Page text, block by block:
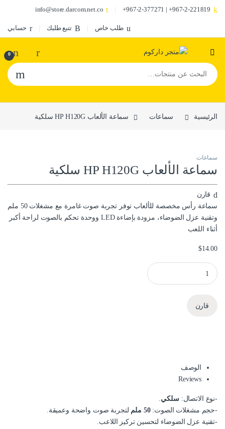
967-2-221819+ | 967-2-377271+
info@store.darcom.net.co
طلب خاص تتبع طلبك حسابي
0
البحث عن:
الرئيسية سماعات سماعة الألعاب HP H120G سلكية
سماعات
سماعة الألعاب HP H120G سلكية
قارن
سماعة رأس مخصصة للألعاب توفر تجربة صوت غامرة مع مشغلات 50 ملم
وتقنية عزل الضوضاء، مزودة بإضاءة LED ووحدة تحكم بالصوت لراحة أكبر
أثناء اللعب
$14.00
سماعة الألعاب HP H120G سلكية quantity
قارن
الوصف
Reviews
-نوع الاتصال:سلكي.
-حجم مشغلات الصوت:50 ملم
لتجربة صوت واضحة وعميقة.
-تقنية عزل الضوضاء لتحسين تركيز اللاعب.